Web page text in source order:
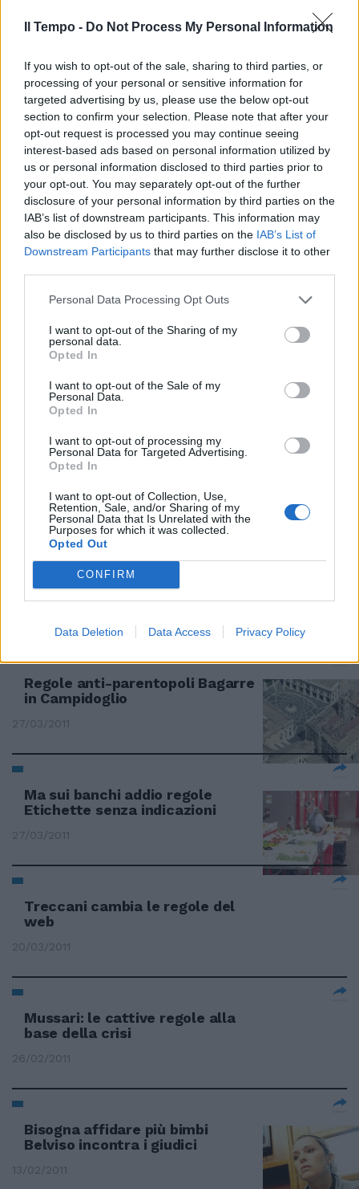
Il Tempo - Do Not Process My Personal Information
If you wish to opt-out of the sale, sharing to third parties, or
processing of your personal or sensitive information for
targeted advertising by us, please use the below opt-out
section to confirm your selection. Please note that after your
opt-out request is processed you may continue seeing
interest-based ads based on personal information utilized by
us or personal information disclosed to third parties prior to
your opt-out. You may separately opt-out of the further
disclosure of your personal information by third parties on the
IAB’s list of downstream participants. This information may
also be disclosed by us to third parties on the IAB’s List of
Downstream Participants that may further disclose it to other
Personal Data Processing Opt Outs
I want to opt-out of the Sharing of my
personal data.
Opted In
I want to opt-out of the Sale of my
Personal Data.
Opted In
I want to opt-out of processing my
Personal Data for Targeted Advertising.
Opted In
I want to opt-out of Collection, Use,
Retention, Sale, and/or Sharing of my
Personal Data that Is Unrelated with the
Purposes for which it was collected.
Opted Out
CONFIRM
Data Deletion Data Access Privacy Policy
regole del calcio vanno all'asta.
Santa Maria degli Angeli,
struscio durante la messa
24/04/2011
Viva la grammatica! Imparare a
scrivere e a parlare si può
Regole da sfogliare
«Col Pd mai alleanze, ma
possibile».
03/04/2011
superbonus dei manager bancari
la Banca d'Italia ha messo a
punto le nuove regole per le
remunerazioni e gli incentivi
riguardano soprattutto i top
manager.
Regole anti-parentopoli Bagarre
in Campidoglio
27/03/2011
Ma sui banchi addio regole
Etichette senza indicazioni
27/03/2011
Treccani cambia le regole del
web
20/03/2011
Mussari: le cattive regole alla
base della crisi
26/02/2011
Bisogna affidare più bimbi
Belviso incontra i giudici
13/02/2011